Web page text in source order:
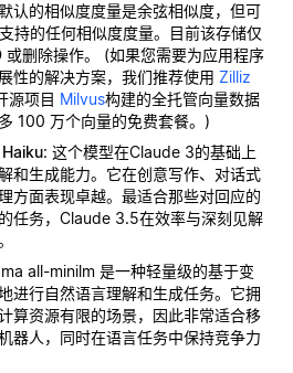
认的相似度度量是余弦相似度，但可
持的任何相似度度量。目前该存储仅
删除操作。 (如果您需要为应用程序
性的解决方案，我们推荐使用 Zilliz
源项目 Milvus构建的全托管向量数据
100 万个向量的免费套餐。)
: 这个模型在Claude 3的基础上
和生成能力。它在创意写作、对话式
方面表现卓越。最适合那些对回应的
任务，Claude 3.5在效率与深刻见解
all-minilm 是一种轻量级的基于变
进行自然语言理解和生成任务。它拥
算资源有限的场景，因此非常适合移
器人，同时在语言任务中保持竞争力